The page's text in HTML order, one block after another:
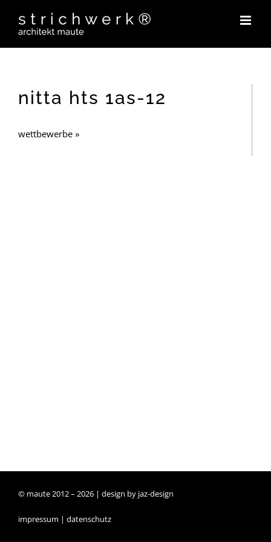
Inhalt
springen
nitta hts 1as-12
wettbewerbe »
© maute 2012 – 2026 | design by jaz-design
impressum | datenschutz